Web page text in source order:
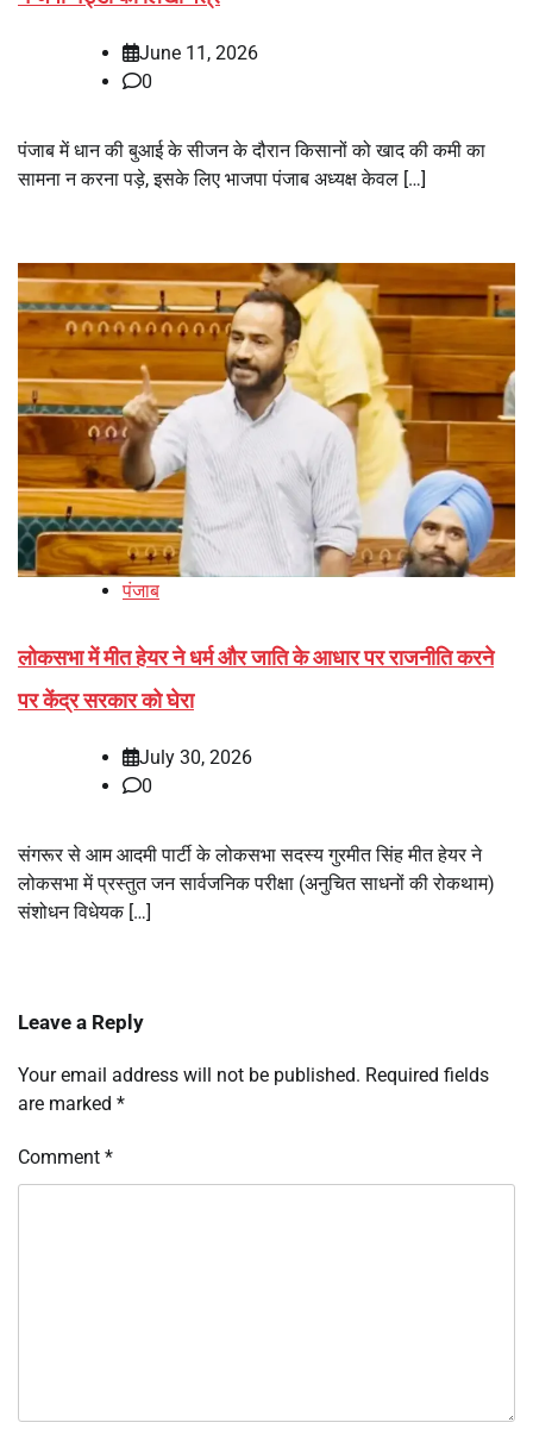
June 11, 2026
0
पंजाब में धान की बुआई के सीजन के दौरान किसानों को खाद की कमी का
सामना न करना पड़े, इसके लिए भाजपा पंजाब अध्यक्ष केवल […]
पंजाब
लोकसभा में मीत हेयर ने धर्म और जाति के आधार पर राजनीति करने
पर केंद्र सरकार को घेरा
July 30, 2026
0
संगरूर से आम आदमी पार्टी के लोकसभा सदस्य गुरमीत सिंह मीत हेयर ने
लोकसभा में प्रस्तुत जन सार्वजनिक परीक्षा (अनुचित साधनों की रोकथाम)
संशोधन विधेयक […]
Leave a Reply
Your email address will not be published. Required fields
are marked *
Comment *